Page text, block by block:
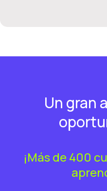
Un gran
¡Más de 400